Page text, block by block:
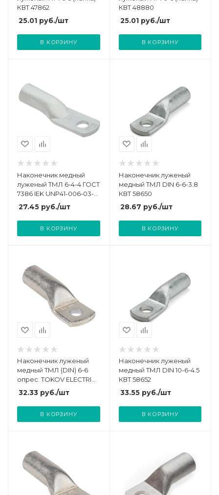
КВТ 47862
25.01 руб./шт
В КОРЗИНУ
КВТ 48880
25.01руб./шт
В КОРЗИНУ
Наконечник медный
луженый ТМЛ 6-4-4 ГОСТ
7386 IEK UNP41-006-03-
04
27.45 руб./шт
В КОРЗИНУ
Наконечник луженый
медный ТМЛ DIN 6-6-3.8
КВТ 58650
28.67 руб./шт
В КОРЗИНУ
Наконечник луженый
медный ТМЛ (DIN) 6-6
опрес. TOKOV ELECTRIC
TKE-TML-DIN-6-6
32.33 руб./шт
В КОРЗИНУ
Наконечник луженый
медный ТМЛ DIN 10-6-4.5
КВТ 58652
33.55руб./шт
В КОРЗИНУ